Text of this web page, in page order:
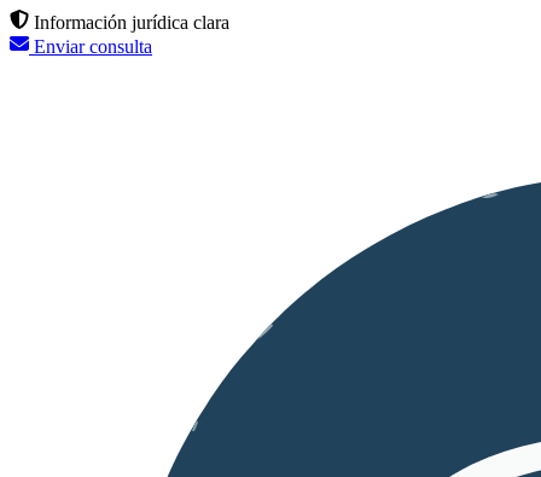
Información jurídica clara
Enviar consulta